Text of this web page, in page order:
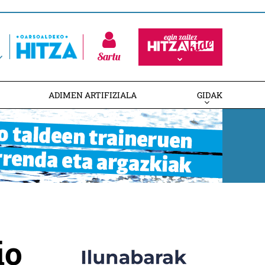
Sartu
ADIMEN ARTIFIZIALA GIDAK